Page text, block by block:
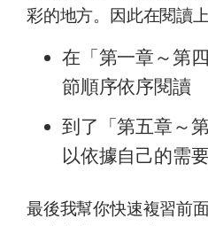
彩的地方。因此在閱讀
在「第一章～第
節順序依序閱讀
到了「第五章～
以依據自己的需要
最後我幫你快速複習前